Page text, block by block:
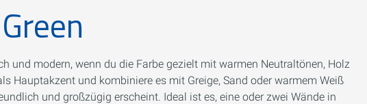
und modern, wenn du die Farbe gezielt mit warmen Neutraltönen, Holz
Hauptakzent und kombiniere es mit Greige, Sand oder warmem Weiß
und großzügig erscheint. Ideal ist es, eine oder zwei Wände in